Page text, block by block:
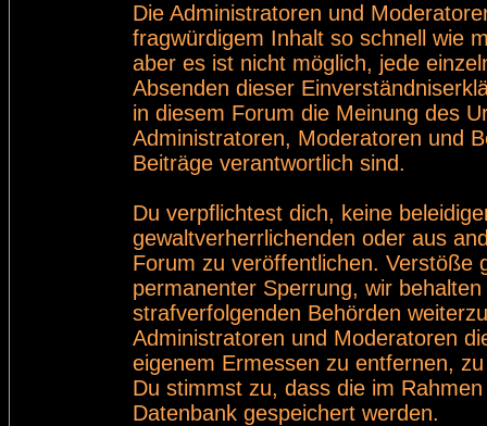
Die Administratoren und
fragwürdigem Inhalt so schnell wie
aber es ist nicht möglich, jede
Absenden dieser
in diesem Forum die Meinung des
Administratoren, Moderatoren und
Beiträge verantwortlich sind.
Du verpflichtest dich, keine
gewaltverherrlichenden oder aus
Forum zu veröffentlichen. Verstöße
permanenter Sperrung, wir
strafverfolgenden Behörden
Administratoren und Moderatoren
eigenem Ermessen zu entfernen,
Du stimmst zu, dass die im
Datenbank gespeichert werden.